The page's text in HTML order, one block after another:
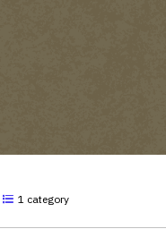
1 category